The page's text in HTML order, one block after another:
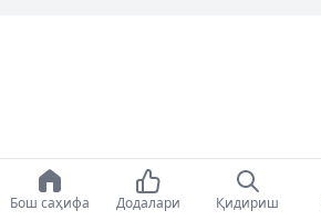
Бош саҳифа Додалари Қидириш